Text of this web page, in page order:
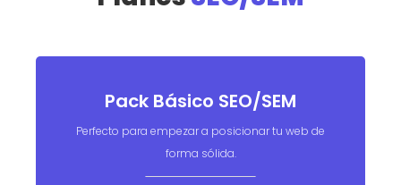
Pack Básico SEO/SEM
Perfecto para empezar a posicionar tu web de
forma sólida.